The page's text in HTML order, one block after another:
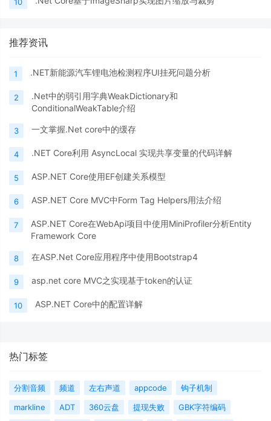
10
推荐资讯
1 .NET新能源汽车锂电池检测程序UI挂死问题分析
2
.Net中的弱引用字典WeakDictionary和
ConditionalWeakTable介绍
3 一文掌握.Net core中的缓存
4 .NET Core利用 AsyncLocal 实现共享变量的代码详解
5 ASP.NET Core使用EF创建关系模型
6 ASP.NET Core MVC中Form Tag Helpers用法介绍
7
ASP.NET Core在WebApi项目中使用MiniProfiler分析Entity
Framework Core
8 在ASP.Net Core应用程序中使用Bootstrap4
9 asp.net core MVC之实现基于token的认证
10 ASP.NET Core中的配置详解
热门标签
分割音频 频道 左右声道 appcode
钩子机制
markline
ADT 360云盘 提现失败
GBK字符编码